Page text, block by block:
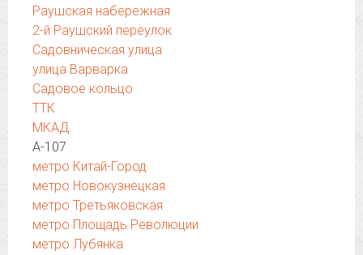
Раушская набережная
2-й Раушский переулок
Садовническая улица
улица Варварка
Садовое кольцо
ТТК
МКАД
А-107
метро Китай-Город
метро Новокузнецкая
метро Третьяковская
метро Площадь Революции
метро Лубянка